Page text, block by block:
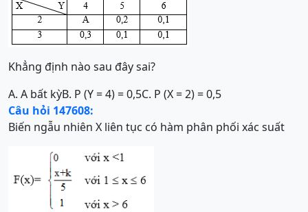
Khẳng định nào sau đây sai?
A. A bất kỳB. P (Y = 4) = 0,5C. P (X = 2) = 0,5
Câu hỏi 147608:
Biến ngẫu nhiên X liên tục có hàm phân phối xác suất